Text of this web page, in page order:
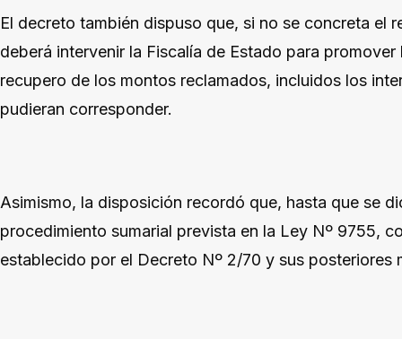
El decreto también dispuso que, si no se concreta el
deberá intervenir la Fiscalía de Estado para
recupero de los montos reclamados, incluidos los
pudieran corresponder.
Asimismo, la disposición recordó que, hasta que se
procedimiento sumarial prevista en la Ley Nº 9755,
establecido por el Decreto Nº 2/70 y sus posteriores